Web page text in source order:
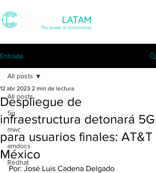
Entrada
All posts
5g
mwc
amdocs
Redhat
All posts
Despliegue de
infraestructura detonará 5G
para usuarios finales: AT&T
México
12 abr 2023 2 min de lectura
Por: José Luis Cadena Delgado